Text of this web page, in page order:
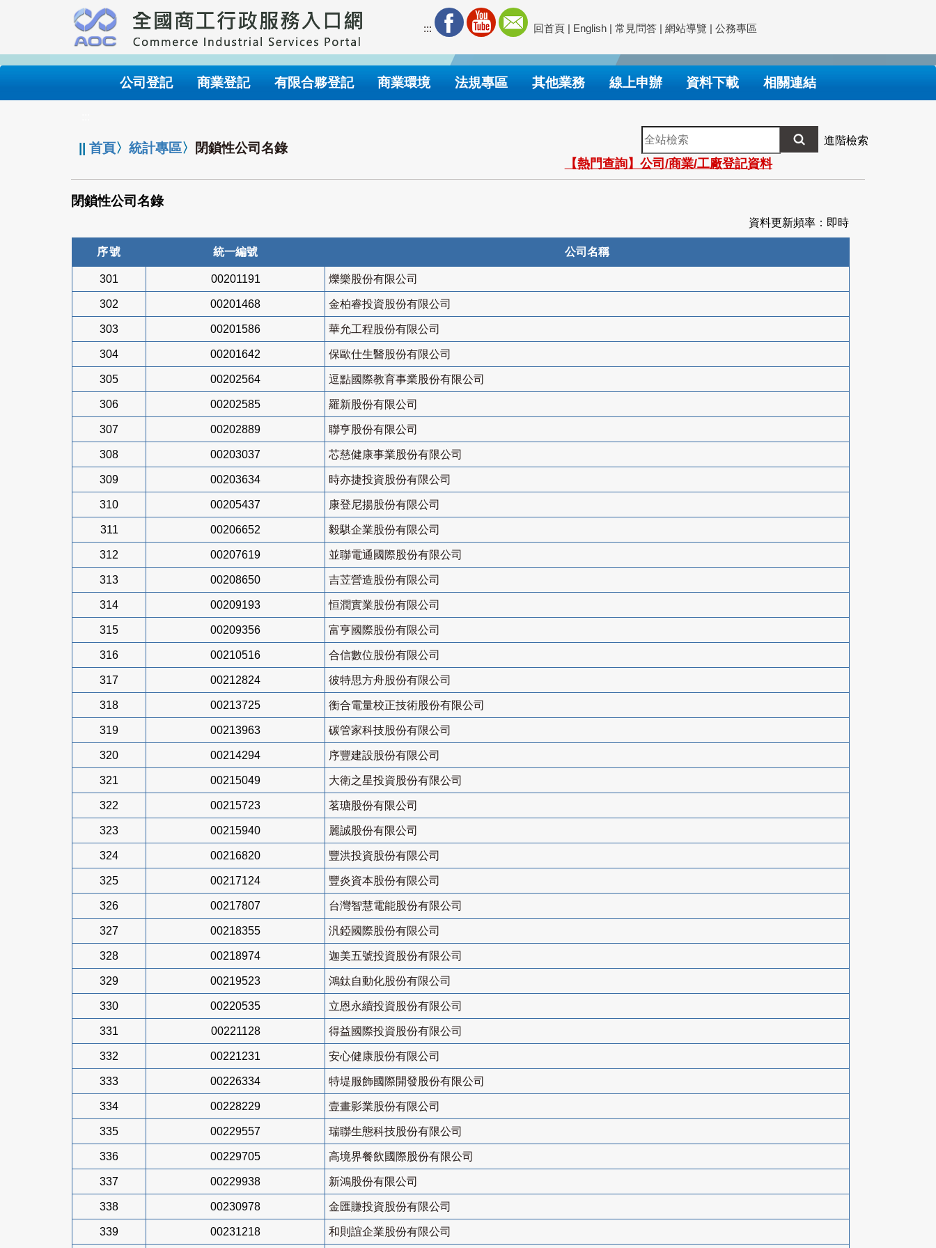
要
內
::: 回首頁 | English | 常見問答 | 網站導覽 | 公務專區
公司登記 商業登記 有限合夥登記 商業環境 法規專區 其他業務 線上申辦 資料下載 相關連結
||首頁〉統計專區〉 閉鎖性公司名錄
全
站
檢
索
進階檢索
【熱門查詢】公司/商業/工廠登記資料
閉鎖性公司名錄
資料更新頻率：即時
序號 統一編號 公司名稱
301 00201191 爍樂股份有限公司
302 00201468 金柏睿投資股份有限公司
303 00201586 華允工程股份有限公司
304 00201642 保歐仕生醫股份有限公司
305 00202564 逗點國際教育事業股份有限公司
306 00202585 羅新股份有限公司
307 00202889 聯亨股份有限公司
308 00203037 芯慈健康事業股份有限公司
309 00203634 時亦捷投資股份有限公司
310 00205437 康登尼揚股份有限公司
311 00206652 毅騏企業股份有限公司
312 00207619 並聯電通國際股份有限公司
313 00208650 吉苙營造股份有限公司
314 00209193 恒潤實業股份有限公司
315 00209356 富亨國際股份有限公司
316 00210516 合信數位股份有限公司
317 00212824 彼特思方舟股份有限公司
318 00213725 衡合電量校正技術股份有限公司
319 00213963 碳管家科技股份有限公司
320 00214294 序豐建設股份有限公司
321 00215049 大衛之星投資股份有限公司
322 00215723 茗瑭股份有限公司
323 00215940 麗誠股份有限公司
324 00216820 豐洪投資股份有限公司
325 00217124 豐炎資本股份有限公司
326 00217807 台灣智慧電能股份有限公司
327 00218355 汎錏國際股份有限公司
328 00218974 迦美五號投資股份有限公司
329 00219523 鴻鈦自動化股份有限公司
330 00220535 立恩永續投資股份有限公司
331 00221128 得益國際投資股份有限公司
332 00221231 安心健康股份有限公司
333 00226334 特堤服飾國際開發股份有限公司
334 00228229 壹畫影業股份有限公司
335 00229557 瑞聯生態科技股份有限公司
336 00229705 高境界餐飲國際股份有限公司
337 00229938 新鴻股份有限公司
338 00230978 金匯賺投資股份有限公司
339 00231218 和則誼企業股份有限公司